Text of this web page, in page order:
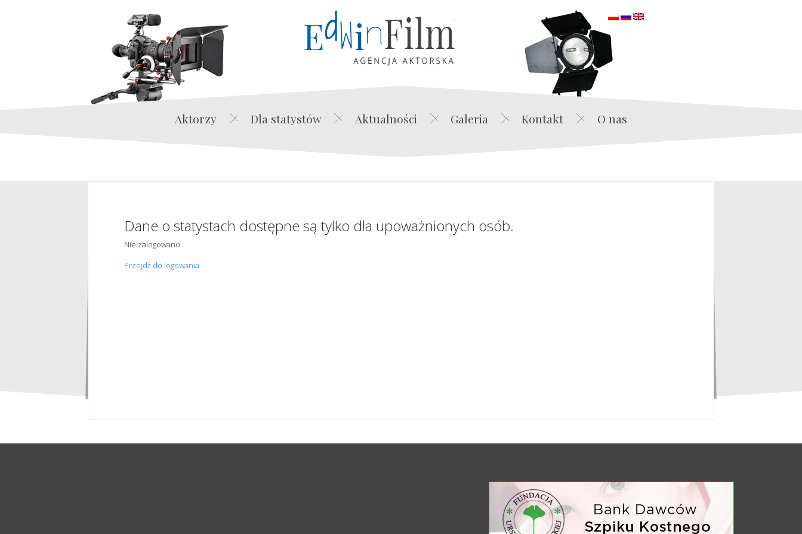
Edwin Film Agencja Aktorska
Aktorzy Dla statystów Aktualności Galeria Kontakt O nas
Dane o statystach dostępne są tylko dla upoważnionych osób.
Nie zalogowano
Przejdź do logowania